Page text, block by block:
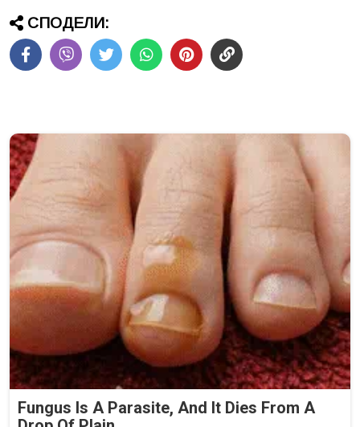
СПОДЕЛИ:
Fungus Is A Parasite, And It Dies From A